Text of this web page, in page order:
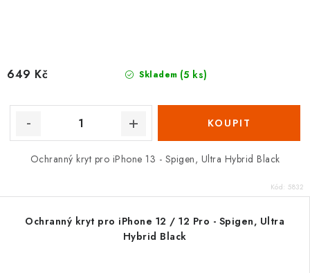
Skladem (5 ks)
649 Kč
Ochranný kryt pro iPhone 13 - Spigen, Ultra Hybrid Black
Kód: 5832
Ochranný kryt pro iPhone 12 / 12 Pro - Spigen, Ultra
Hybrid Black